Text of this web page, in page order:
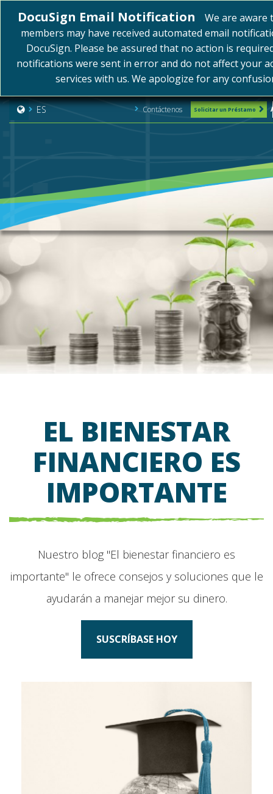
DocuSign Email Notification
We are aware
members may have received automated email
DocuSign. Please be assured that no action is
notifications were sent in error and do not affect your
services with us. We apologize for any
ES Contáctenos Solicitar un Préstamo
EL BIENESTAR
FINANCIERO ES
IMPORTANTE
Nuestro blog "El bienestar financiero es
importante" le ofrece consejos y soluciones que le
ayudarán a manejar mejor su dinero.
SUSCRÍBASE HOY